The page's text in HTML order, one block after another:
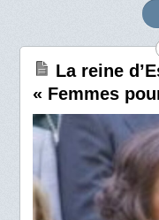
La reine
« Femmes